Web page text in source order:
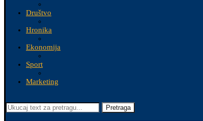
Društvo
Hronika
Ekonomija
Sport
Marketing
Pretraga